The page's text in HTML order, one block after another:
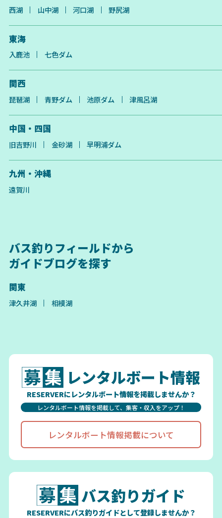
西湖 山中湖 河口湖 野尻湖
東海
入鹿池 七色ダム
関西
琵琶湖 青野ダム 池原ダム 津風呂湖
中国・四国
旧吉野川 金砂湖 早明浦ダム
九州・沖縄
遠賀川
バス釣りフィールドから
ガイドブログを探す
関東
津久井湖 相模湖
レンタルボート情報
RESERVERにレンタルボート情報を掲載しませんか？
レンタルボート情報を掲載して、集客・収入をアップ！
レンタルボート情報掲載について
バス釣りガイド
RESERVERにバス釣りガイドとして登録しませんか？